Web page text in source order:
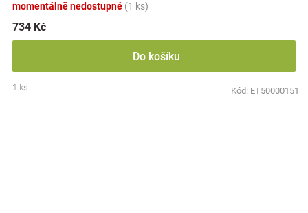
momentálně nedostupné (1 ks)
734 Kč
Do košíku
1 ks Kód: ET50000151